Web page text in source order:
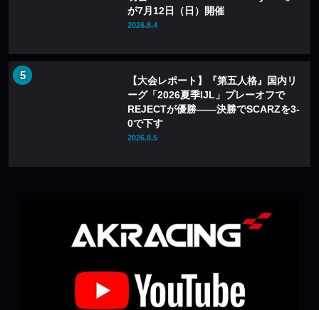
が7月12日（日）開催
2026.8.4
【大会レポート】『第五人格』国内リ
ーグ「2026夏季IJL」プレーオフで
REJECTが優勝——決勝でSCARZを3-
0で下す
2026.8.5